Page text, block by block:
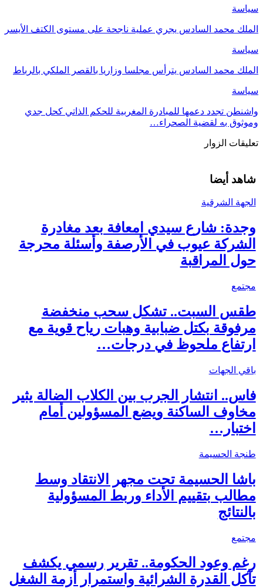
سياسة
الملك محمد السادس يجري عملية ناجحة على مستوى الكتف الأيسر
سياسة
الملك محمد السادس يترأس مجلسا وزاريا بالقصر الملكي بالرباط
سياسة
واشنطن تجدد دعمها للمبادرة المغربية للحكم الذاتي كحل جدي
وموثوق به لقضية الصحراء…
تعليقات الزوار
شاهد أيضا
الجهة الشرقية
وجدة: شارع سيدي امعافة بعد مغادرة
الشركة عيوب في الأرصفة وأسئلة محرجة
حول المراقبة
مجتمع
طقس السبت.. تشكل سحب منخفضة
مرفوقة بكتل ضبابية وهبات رياح قوية مع
ارتفاع ملحوظ في درجات…
باقي الجهات
فاس.. انتشار الجرب بين الكلاب الضالة يثير
مخاوف الساكنة ويضع المسؤولين أمام
اختبار…
طنجة الحسيمة
باشا الحسيمة تحت مجهر الانتقاد وسط
مطالب بتقييم الأداء وربط المسؤولية
بالنتائج
مجتمع
رغم وعود الحكومة.. تقرير رسمي يكشف
تآكل القدرة الشرائية واستمرار أزمة الشغل